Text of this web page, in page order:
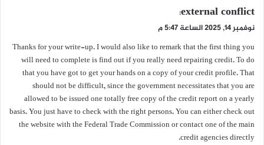
ي
ق
ل
external conflict
:
نوفمبر 14, 2025 الساعة 5:47 م
Thanks for your write-up. I would also like to remark that the first thing you
will need to complete is find out if you really need repairing credit. To do
that you have got to get your hands on a copy of your credit profile. That
should not be difficult, since the government necessitates that you are
allowed to be issued one totally free copy of the credit report on a yearly
basis. You just have to check with the right persons. You can either check out
the website with the Federal Trade Commission or contact one of the main
credit agencies directly.